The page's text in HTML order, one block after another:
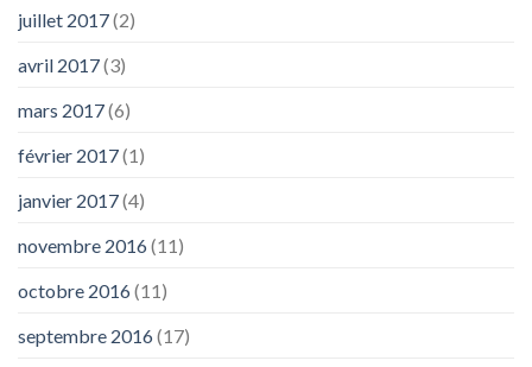
juillet 2017(2)
avril 2017(3)
mars 2017(6)
février 2017(1)
janvier 2017(4)
novembre 2016(11)
octobre 2016(11)
septembre 2016(17)